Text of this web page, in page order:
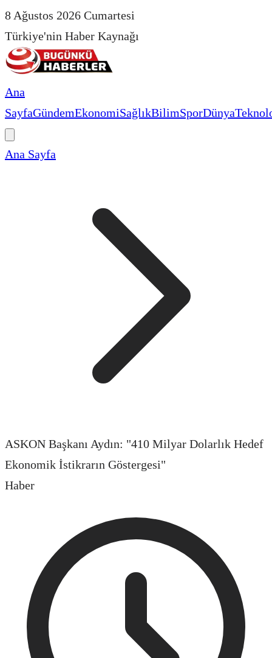
8 Ağustos 2026 Cumartesi
Türkiye'nin Haber Kaynağı
Ana
SayfaGündemEkonomiSağlıkBilimSporDünya
Ana Sayfa
ASKON Başkanı Aydın: "410 Milyar Dolarlık Hedef
Ekonomik İstikrarın Göstergesi"
Haber